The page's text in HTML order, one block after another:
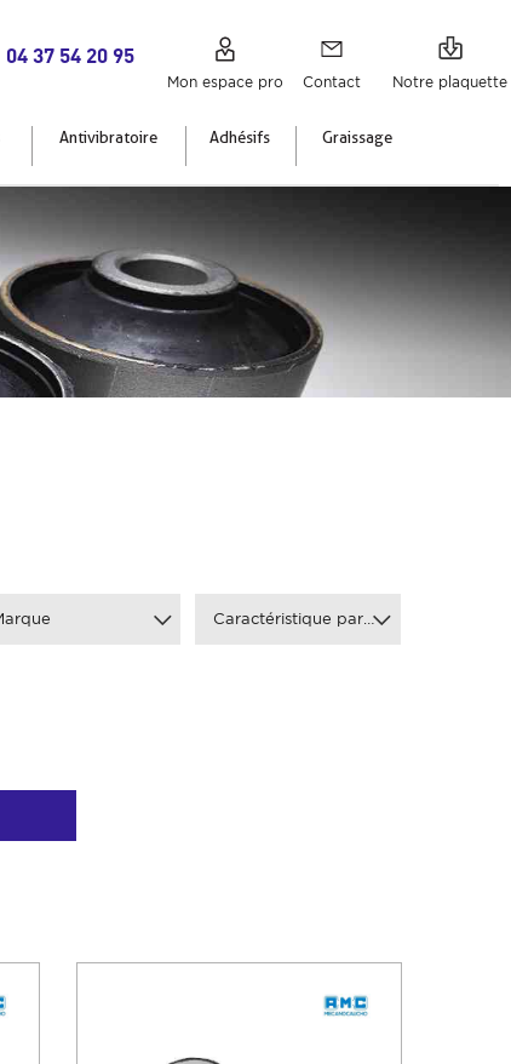
04 37 54 20 95
Mon espace pro Contact Notre plaquette
Antivibratoire Adhésifs Graissage
Caractéristique particulière